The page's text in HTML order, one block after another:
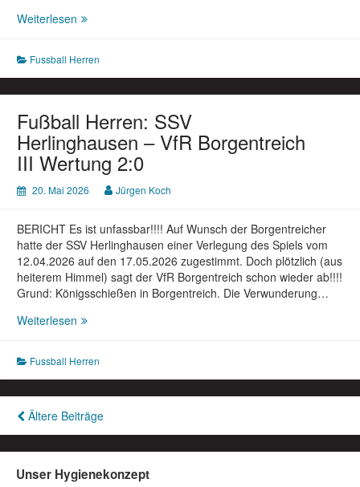
Weiterlesen Letztes
Saison:
SSV
Herlinghausen
–
SG
Hohenwepel/Menne
II
30.05.2026
Fussball Herren
Fußball Herren: SSV
Herlinghausen – VfR Borgentreich
III Wertung 2:0
20. Mai 2026 Jürgen Koch
BERICHT Es ist unfassbar!!!! Auf Wunsch der Borgentreicher
hatte der SSV Herlinghausen einer Verlegung des Spiels vom
12.04.2026 auf den 17.05.2026 zugestimmt. Doch plötzlich (aus
heiterem Himmel) sagt der VfR Borgentreich schon wieder ab!!!!
Grund: Königsschießen in Borgentreich. Die Verwunderung…
Weiterlesen Fußball
Herlinghausen
–
VfR
Borgentreich
III
Fussball Herren
Beitragsnavigation
Ältere Beiträge
Unser Hygienekonzept